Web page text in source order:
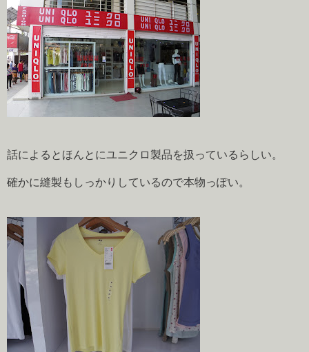
話によるとほんとにユニクロ製品を扱っているらしい。
確かに縫製もしっかりしているので本物っぽい。